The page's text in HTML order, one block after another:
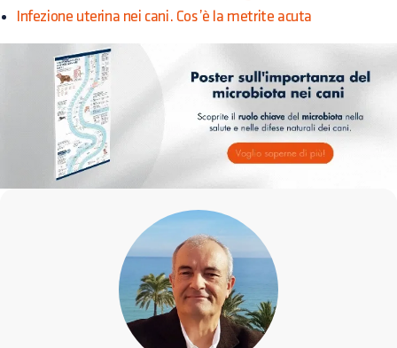
Infezione uterina nei cani. Cos’è la metrite acuta